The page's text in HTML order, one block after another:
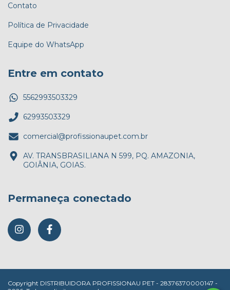
Contato
Política de Privacidade
Equipe do WhatsApp
Entre em contato
5562993503329
62993503329
comercial@profissionaupet.com.br
AV. TRANSBRASILIANA N 599, PQ. AMAZONIA,
GOIÂNIA, GOIAS.
Permaneça conectado
Copyright DISTRIBUIDORA PROFISSIONAU PET - 28376370000147 -